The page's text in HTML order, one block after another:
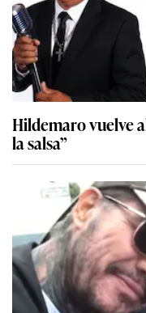
Hildemaro vuelve
la salsa”